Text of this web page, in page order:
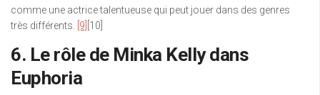
comme une actrice talentueuse qui peut jouer dans des genres
très différents.
[9] [10]
6. Le rôle de Minka Kelly dans
Euphoria